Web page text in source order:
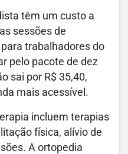
têm um custo a
sessões de
trabalhadores do
pelo pacote de dez
sai por R$ 35,40,
mais acessível.
incluem terapias
física, alívio de
A ortopedia